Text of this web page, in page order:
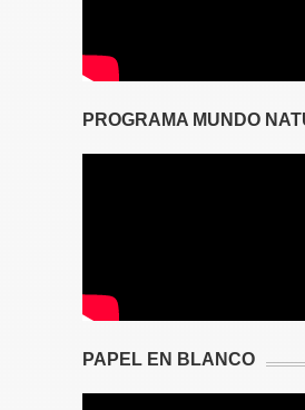
PROGRAMA MUNDO
PAPEL EN BLANCO